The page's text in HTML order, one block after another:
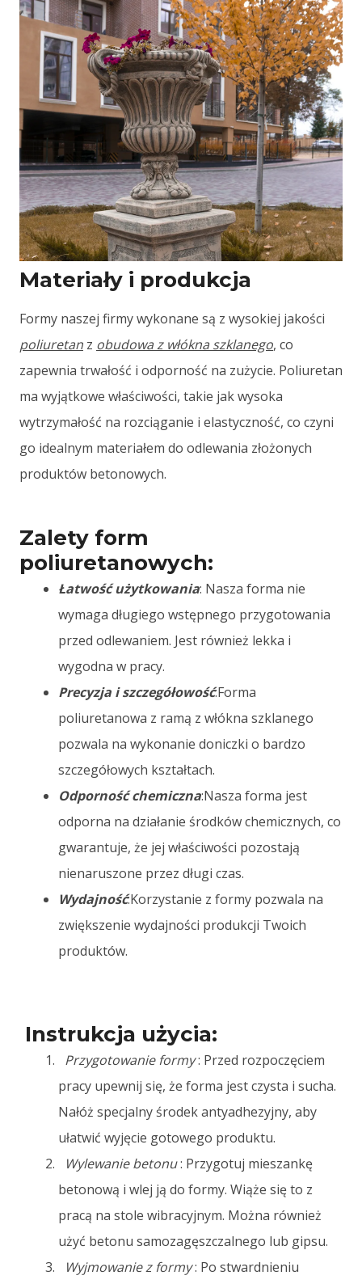
Materiały i produkcja
Formy naszej firmy wykonane są z wysokiej jakości
poliuretan z obudowa z włókna szklanego, co
zapewnia trwałość i odporność na zużycie. Poliuretan
ma wyjątkowe właściwości, takie jak wysoka
wytrzymałość na rozciąganie i elastyczność, co czyni
go idealnym materiałem do odlewania złożonych
produktów betonowych.
Zalety form
poliuretanowych:
Łatwość użytkowania: Nasza forma nie
wymaga długiego wstępnego przygotowania
przed odlewaniem. Jest również lekka i
wygodna w pracy.
Precyzja i szczegółowość:Forma
poliuretanowa z ramą z włókna szklanego
pozwala na wykonanie doniczki o bardzo
szczegółowych kształtach.
Odporność chemiczna:Nasza forma jest
odporna na działanie środków chemicznych, co
gwarantuje, że jej właściwości pozostają
nienaruszone przez długi czas.
Wydajność:Korzystanie z formy pozwala na
zwiększenie wydajności produkcji Twoich
produktów.
Instrukcja użycia:
Przygotowanie formy: Przed rozpoczęciem
pracy upewnij się, że forma jest czysta i sucha.
Nałóż specjalny środek antyadhezyjny, aby
ułatwić wyjęcie gotowego produktu.
Wylewanie betonu: Przygotuj mieszankę
betonową i wlej ją do formy. Wiąże się to z
pracą na stole wibracyjnym. Można również
użyć betonu samozagęszczalnego lub gipsu.
Wyjmowanie z formy: Po stwardnieniu